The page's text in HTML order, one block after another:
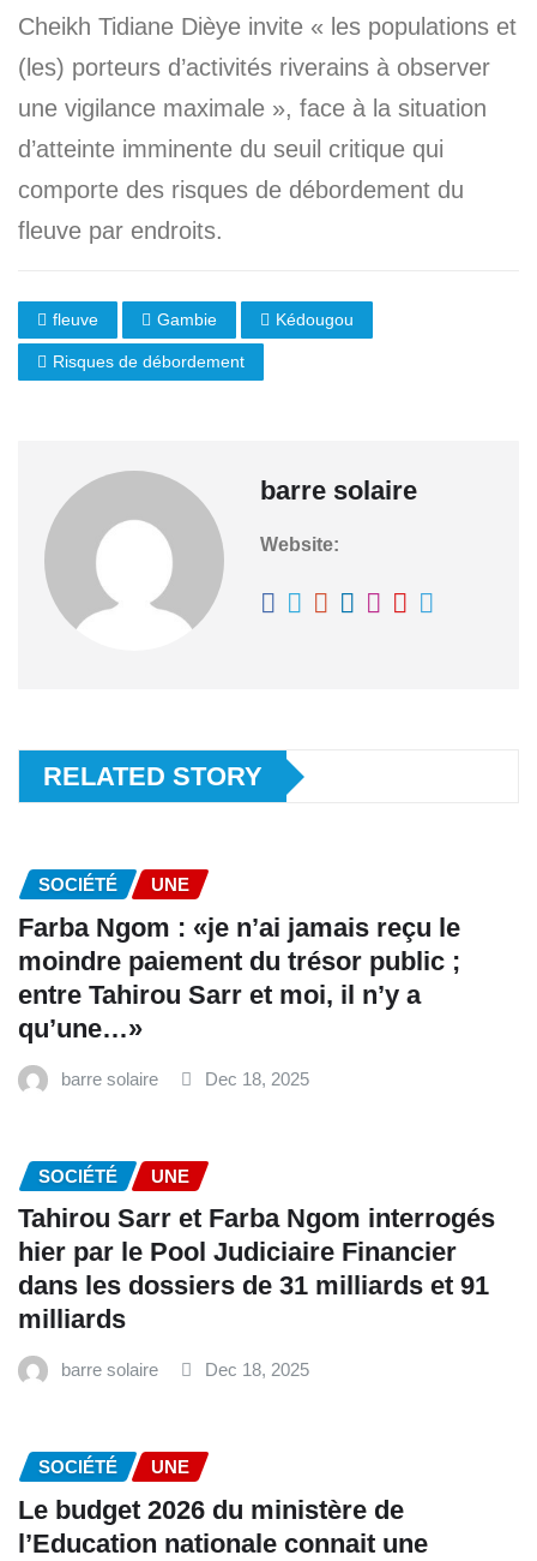
Cheikh Tidiane Dièye invite « les populations et
(les) porteurs d’activités riverains à observer
une vigilance maximale », face à la situation
d’atteinte imminente du seuil critique qui
comporte des risques de débordement du
fleuve par endroits.
fleuve Gambie Kédougou
Risques de débordement
barre solaire
Website:
RELATED STORY
SOCIÉTÉ UNE
Farba Ngom : «je n’ai jamais reçu le
moindre paiement du trésor public ;
entre Tahirou Sarr et moi, il n’y a
qu’une…»
barre solaire Dec 18, 2025
SOCIÉTÉ UNE
Tahirou Sarr et Farba Ngom interrogés
hier par le Pool Judiciaire Financier
dans les dossiers de 31 milliards et 91
milliards
barre solaire Dec 18, 2025
SOCIÉTÉ UNE
Le budget 2026 du ministère de
l’Education nationale connait une